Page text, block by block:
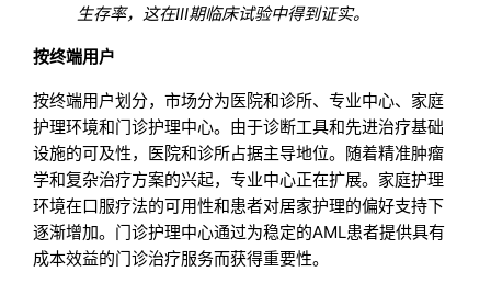
生存率，这在III期临床试验中得到证实。
按终端用户
按终端用户划分，市场分为医院和诊所、专业中心、家庭
护理环境和门诊护理中心。由于诊断工具和先进治疗基础
设施的可及性，医院和诊所占据主导地位。随着精准肿瘤
学和复杂治疗方案的兴起，专业中心正在扩展。家庭护理
环境在口服疗法的可用性和患者对居家护理的偏好支持下
逐渐增加。门诊护理中心通过为稳定的AML患者提供具有
成本效益的门诊治疗服务而获得重要性。